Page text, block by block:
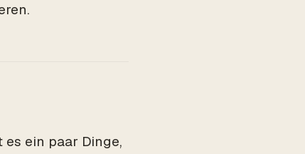
ein paar Dinge,